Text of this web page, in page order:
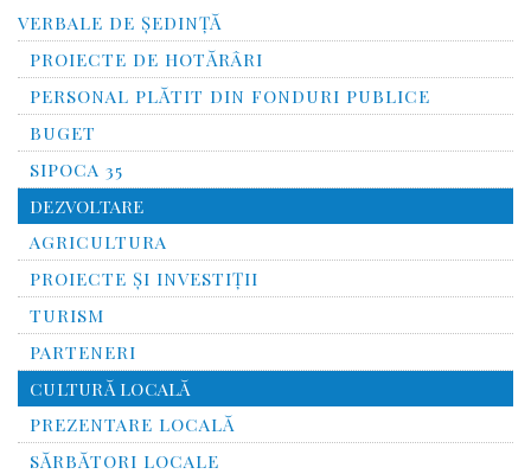
VERBALE DE ȘEDINȚĂ
PROIECTE DE HOTĂRÂRI
PERSONAL PLĂTIT DIN FONDURI PUBLICE
BUGET
SIPOCA 35
DEZVOLTARE
AGRICULTURA
PROIECTE ȘI INVESTIȚII
TURISM
PARTENERI
CULTURĂ LOCALĂ
PREZENTARE LOCALĂ
SĂRBĂTORI LOCALE